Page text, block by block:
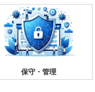
保守・管理